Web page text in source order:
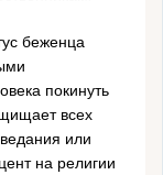
беженца
покинуть
всех
или
на религии